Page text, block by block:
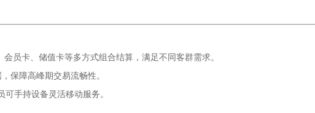
员卡、储值卡等多方式组合结算，满足不同客群需求。
保障高峰期交易流畅性。
手持设备灵活移动服务。